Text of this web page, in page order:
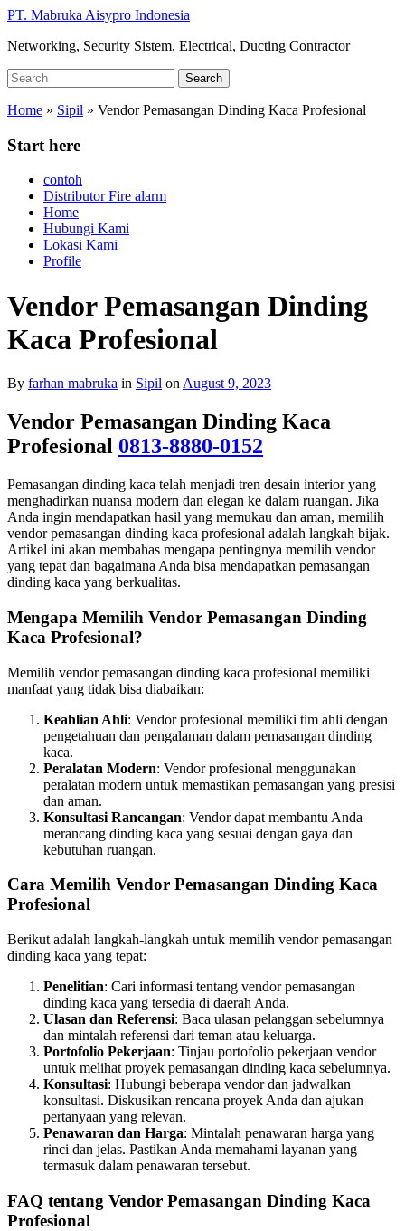
Skip
main
PT. Mabruka Aisypro Indonesia
Networking, Security Sistem, Electrical, Ducting Contractor
Search
for:
Search
Home » Sipil » Vendor Pemasangan Dinding Kaca Profesional
Start here
contoh
Distributor Fire alarm
Home
Hubungi Kami
Lokasi Kami
Profile
Vendor Pemasangan Dinding
Kaca Profesional
By farhan mabruka in Sipil on August 9, 2023
Vendor Pemasangan Dinding Kaca
Profesional 0813-8880-0152
Pemasangan dinding kaca telah menjadi tren desain interior yang
menghadirkan nuansa modern dan elegan ke dalam ruangan. Jika
Anda ingin mendapatkan hasil yang memukau dan aman, memilih
vendor pemasangan dinding kaca profesional adalah langkah bijak.
Artikel ini akan membahas mengapa pentingnya memilih vendor
yang tepat dan bagaimana Anda bisa mendapatkan pemasangan
dinding kaca yang berkualitas.
Mengapa Memilih Vendor Pemasangan Dinding
Kaca Profesional?
Memilih vendor pemasangan dinding kaca profesional memiliki
manfaat yang tidak bisa diabaikan:
Keahlian Ahli: Vendor profesional memiliki tim ahli dengan
pengetahuan dan pengalaman dalam pemasangan dinding
kaca.
Peralatan Modern: Vendor profesional menggunakan
peralatan modern untuk memastikan pemasangan yang presisi
dan aman.
Konsultasi Rancangan: Vendor dapat membantu Anda
merancang dinding kaca yang sesuai dengan gaya dan
kebutuhan ruangan.
Cara Memilih Vendor Pemasangan Dinding Kaca
Profesional
Berikut adalah langkah-langkah untuk memilih vendor pemasangan
dinding kaca yang tepat:
Penelitian: Cari informasi tentang vendor pemasangan
dinding kaca yang tersedia di daerah Anda.
Ulasan dan Referensi: Baca ulasan pelanggan sebelumnya
dan mintalah referensi dari teman atau keluarga.
Portofolio Pekerjaan: Tinjau portofolio pekerjaan vendor
untuk melihat proyek pemasangan dinding kaca sebelumnya.
Konsultasi: Hubungi beberapa vendor dan jadwalkan
konsultasi. Diskusikan rencana proyek Anda dan ajukan
pertanyaan yang relevan.
Penawaran dan Harga: Mintalah penawaran harga yang
rinci dan jelas. Pastikan Anda memahami layanan yang
termasuk dalam penawaran tersebut.
FAQ tentang Vendor Pemasangan Dinding Kaca
Profesional